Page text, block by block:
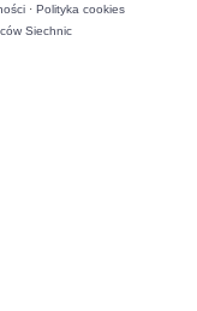
· Polityka cookies
Siechnic